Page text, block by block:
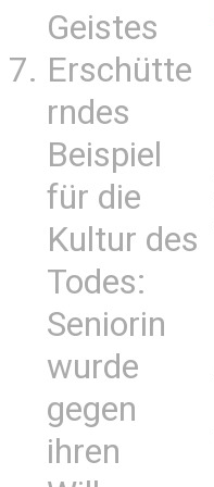
Geistes
Erschütte
rndes
Beispiel
für die
Kultur des
Todes:
Seniorin
wurde
gegen
ihren